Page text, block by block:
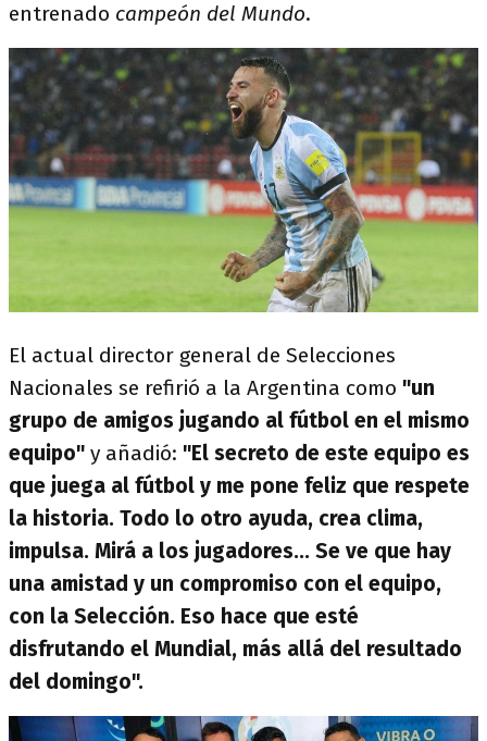
entrenado campeón del Mundo.
El actual director general de Selecciones
Nacionales se refirió a la Argentina como "un
grupo de amigos jugando al fútbol en el mismo
equipo" y añadió: "El secreto de este equipo es
que juega al fútbol y me pone feliz que respete
la historia. Todo lo otro ayuda, crea clima,
impulsa. Mirá a los jugadores... Se ve que hay
una amistad y un compromiso con el equipo,
con la Selección. Eso hace que esté
disfrutando el Mundial, más allá del resultado
del domingo".